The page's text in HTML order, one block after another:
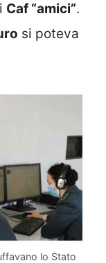
Caf “amici”.
si poteva
lo Stato